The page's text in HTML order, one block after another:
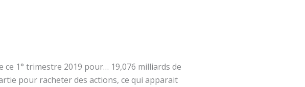
1° trimestre 2019 pour… 19,076 milliards de
pour racheter des actions, ce qui apparait